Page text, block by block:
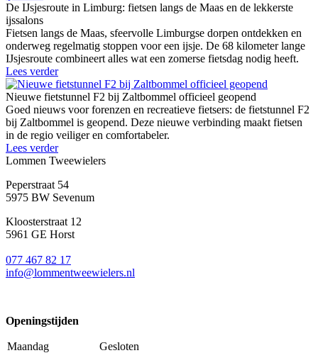
De IJsjesroute in Limburg: fietsen langs de Maas en de lekkerste
ijssalons
Fietsen langs de Maas, sfeervolle Limburgse dorpen ontdekken en
onderweg regelmatig stoppen voor een ijsje. De 68 kilometer lange
IJsjesroute combineert alles wat een zomerse fietsdag nodig heeft.
Lees verder
Nieuwe fietstunnel F2 bij Zaltbommel officieel geopend
Goed nieuws voor forenzen en recreatieve fietsers: de fietstunnel F2
bij Zaltbommel is geopend. Deze nieuwe verbinding maakt fietsen
in de regio veiliger en comfortabeler.
Lees verder
Lommen Tweewielers
Peperstraat 54
5975 BW Sevenum
Kloosterstraat 12
5961 GE Horst
077 467 82 17
info@lommentweewielers.nl
Openingstijden
Maandag
Gesloten